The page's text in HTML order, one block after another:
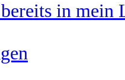
bereits in mein